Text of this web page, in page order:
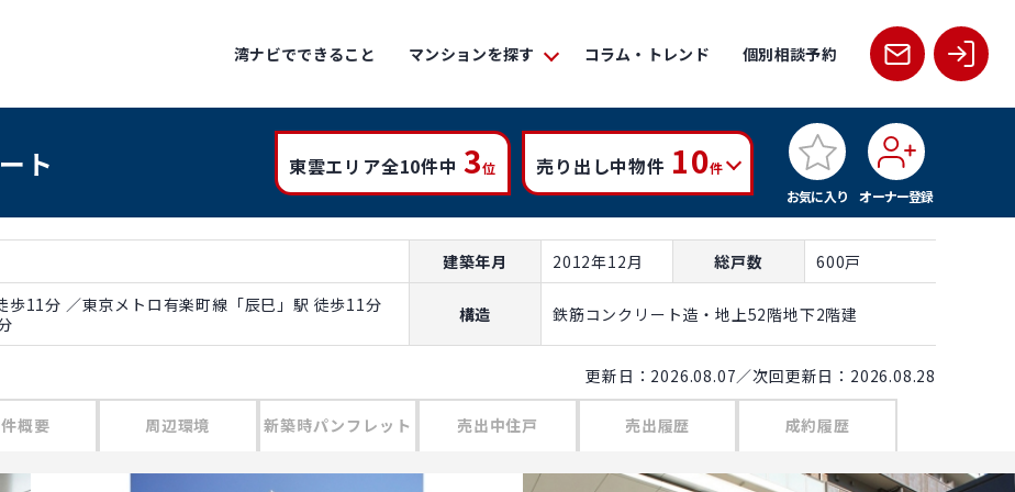
湾ナビでできること マンションを探す コラム・トレンド 個別相談予約
ト 東雲エリア全10件中 3位 売り出し中物件 10件
お気に入り
オーナー登録
建築年月 2012年12月 総戸数 600戸
歩11分 ／東京メトロ有楽町線「辰巳」駅 徒歩11分
構造 鉄筋コンクリート造・地上52階地下2階建
更新日：2026.08.07／次回更新日：2026.08.28
概要 周辺環境 新築時パンフレット 売出中住戸 売出履歴 成約履歴